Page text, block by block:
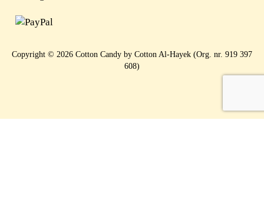
Copyright © 2026 Cotton Candy by Cotton Al-Hayek (Org. nr. 919 397
608)